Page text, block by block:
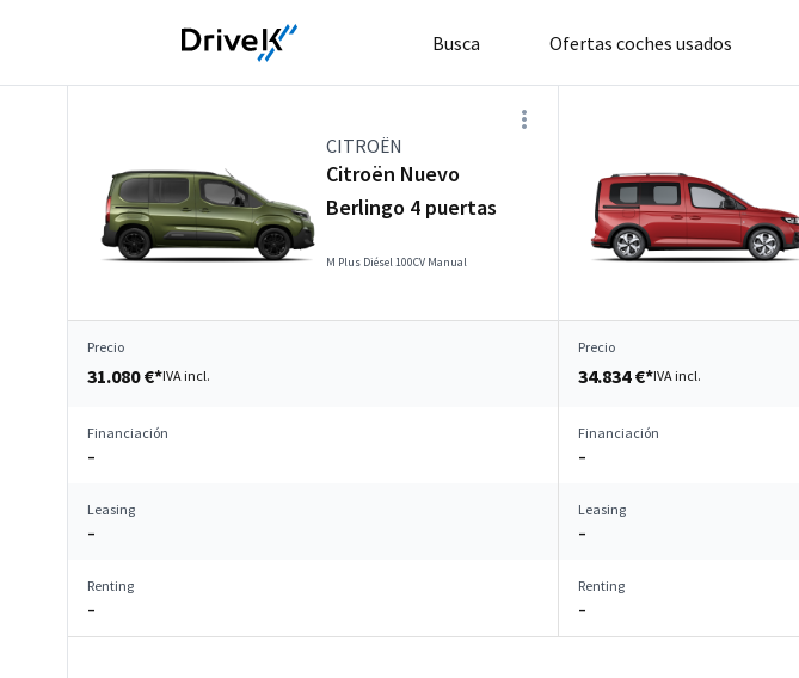
Busca Ofertas coches usados
CITROËN
Citroën Nuevo
Berlingo 4 puertas
M Plus Diésel 100CV Manual
Precio
31.080 €*IVA incl.
Precio
34.834 €*IVA incl.
Financiación
–
Financiación
–
Leasing
–
Leasing
–
Renting
–
Renting
–